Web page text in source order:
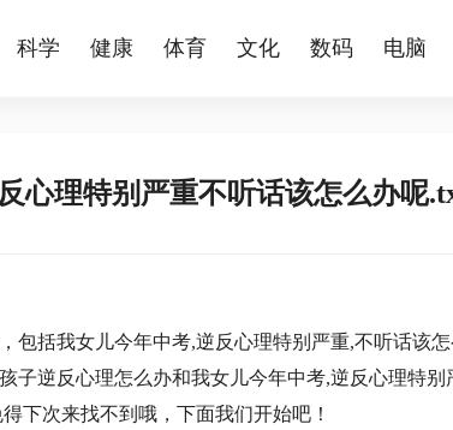
科学 健康 体育 文化 数码 电脑
心理特别严重不听话该怎么办呢
包括我女儿今年中考,逆反心理特别严重,不听话该怎
子逆反心理怎么办和我女儿今年中考,逆反心理特别
得下次来找不到哦，下面我们开始吧！